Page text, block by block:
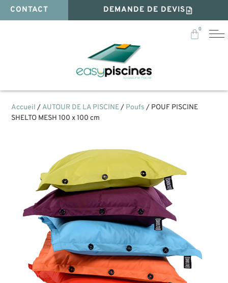
CONTACT DEMANDE DE DEVIS
0
Accueil / AUTOUR DE LA PISCINE/ Poufs / POUF PISCINE
SHELTO MESH 100 x 100 cm